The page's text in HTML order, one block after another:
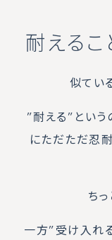
耐える
似てい
”耐える”という
にただただ忍
ち
一方”受け入れ